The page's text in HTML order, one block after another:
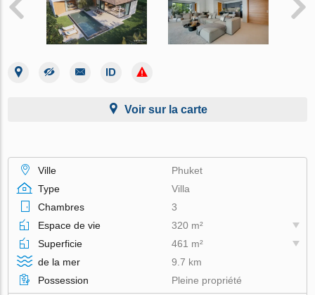
Voir sur la carte
Ville
Phuket
Type
Villa
Chambres
3
Espace de vie
320 m²
Superficie
461 m²
de la mer
9.7 km
Possession
Pleine propriété